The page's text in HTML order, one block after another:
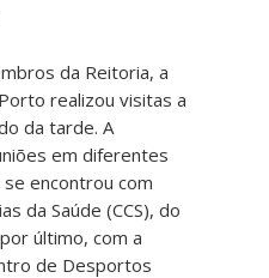
da Reitoria, a
realizou visitas a
da tarde. A
em diferentes
encontrou com
da Saúde (CCS), do
último, com a
de Desportos